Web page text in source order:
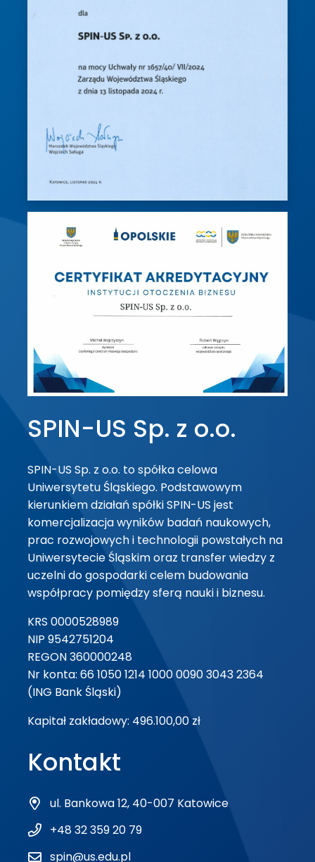
SPIN-US Sp. z o.o.
SPIN-US Sp. z o.o. to spółka celowa
Uniwersytetu Śląskiego. Podstawowym
kierunkiem działań spółki SPIN-US jest
komercjalizacja wyników badań naukowych,
prac rozwojowych i technologii powstałych na
Uniwersytecie Śląskim oraz transfer wiedzy z
uczelni do gospodarki celem budowania
współpracy pomiędzy sferą nauki i biznesu.
KRS 0000528989
NIP 9542751204
REGON 360000248
Nr konta: 66 1050 1214 1000 0090 3043 2364
(ING Bank Śląski)
Kapitał zakładowy: 496.100,00 zł
Kontakt
ul. Bankowa 12, 40-007 Katowice
+48 32 359 20 79
spin@us.edu.pl